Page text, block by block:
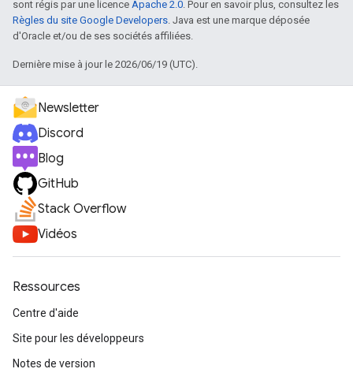
sont régis par une licence Apache 2.0. Pour en savoir plus, consultez les
Règles du site Google Developers. Java est une marque déposée
d'Oracle et/ou de ses sociétés affiliées.
Dernière mise à jour le 2026/06/19 (UTC).
Newsletter
Discord
Blog
GitHub
Stack Overflow
Vidéos
Ressources
Centre d'aide
Site pour les développeurs
Notes de version